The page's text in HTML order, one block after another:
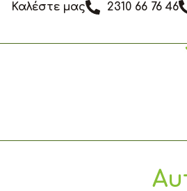
Μετάβαση
περιεχόμενο
Καλέστε μας 2310 66 76 46